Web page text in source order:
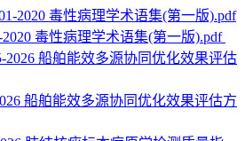
毒性病理学术语集(第一版).pdf
船舶能效多源协同优化效果评估方